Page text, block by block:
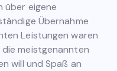
über eigene
Übernahme
Leistungen waren
meistgenannten
will und Spaß an